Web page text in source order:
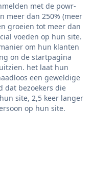
met de powr-
meer dan 250% (meer
groeien tot meer dan
voeden op hun site.
om hun klanten
on de startpagina
het laat hun
een geweldige
dat bezoekers die
site, 2,5 keer langer
op hun site.